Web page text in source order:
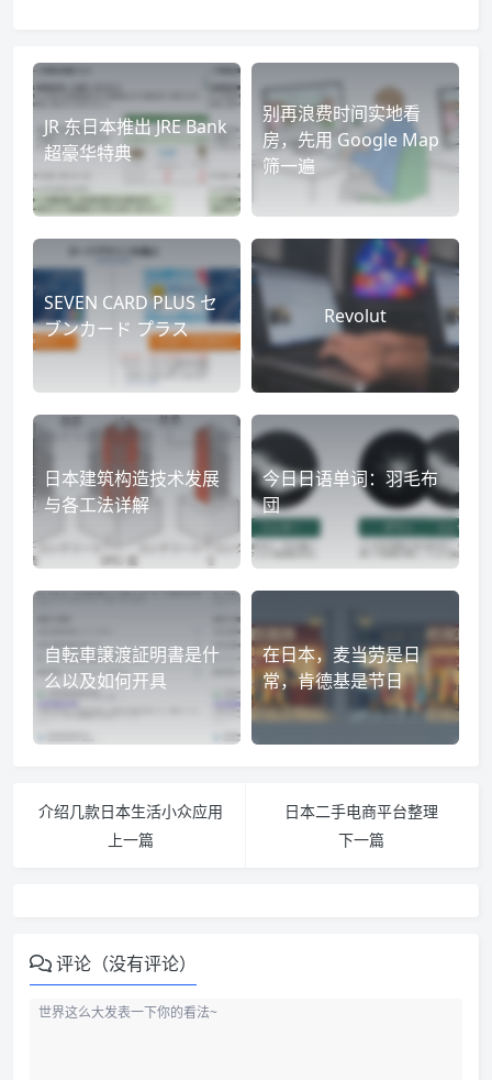
JR 东日本推出 JRE Bank
超豪华特典
别再浪费时间实地看
房，先用 Google Map
筛一遍
SEVEN CARD PLUS セ
ブンカード プラス
Revolut
日本建筑构造技术发展
与各工法详解
今日日语单词：羽毛布
団
自転車譲渡証明書是什
么以及如何开具
在日本，麦当劳是日
常，肯德基是节日
介绍几款日本生活小众应用
上一篇
日本二手电商平台整理
下一篇
评论（没有评论）